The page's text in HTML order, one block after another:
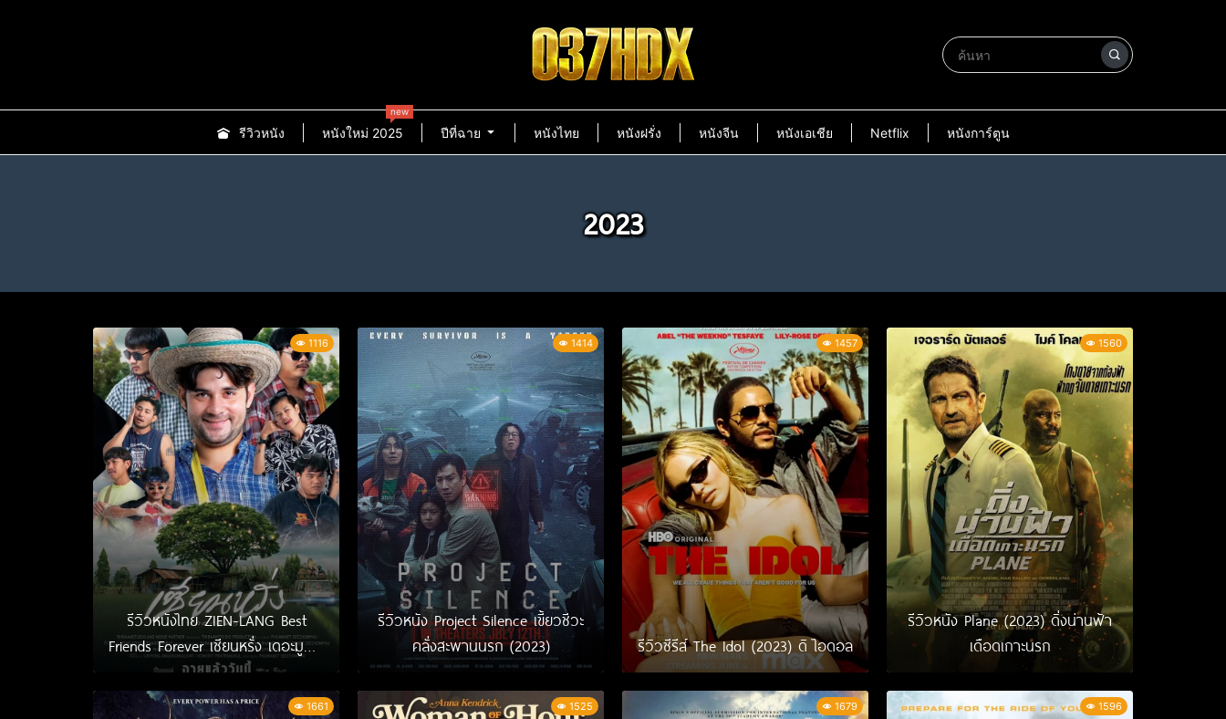
รีวิวหนัง หนังใหม่ 2025
new
ปีที่ฉาย หนังไทย หนังฝรั่ง หนังจีน หนังเอเชีย Netflix หนังการ์ตูน
2023
1116
รีวิวหนังไทย ZIEN-LANG Best
Friends Forever เซียนหรั่ง เดอะมูฟวี่
(2023)
1414
รีวิวหนัง Project Silence เขี้ยวชีวะ
คลั่งสะพานนรก (2023)
1457
รีวิวซีรีส์ The Idol (2023) ดิ ไอดอล
1560
รีวิวหนัง Plane (2023) ดิ่งน่านฟ้า
เดือดเกาะนรก
1661 1525 1679 1596